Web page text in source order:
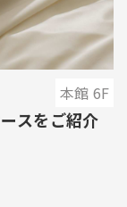
本館 6F
スをご紹介